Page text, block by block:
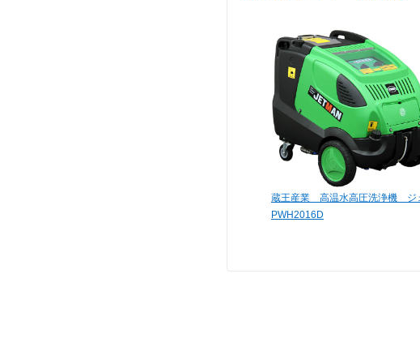
蔵王産業 高温水高圧洗浄機 ジ
PWH2016D